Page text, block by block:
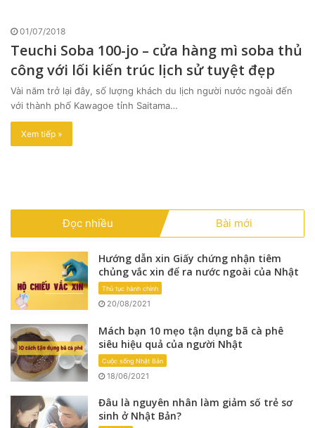
01/07/2018
Teuchi Soba 100-jo – cửa hàng mì soba thủ
công với lối kiến trúc lịch sử tuyệt đẹp
Vài năm trở lại đây, số lượng khách du lịch người nước ngoài đến
với thành phố Kawagoe tỉnh Saitama…
Xem tiếp »
Đọc nhiều Bài mới
Hướng dẫn xin Giấy chứng nhận tiêm
chủng vắc xin để ra nước ngoài của Nhật
Thủ tục hành chính
20/08/2021
Mách bạn 10 mẹo tận dụng bã cà phê
siêu hiệu quả của người Nhật
Cuộc sống Nhật Bản
18/06/2021
Đâu là nguyên nhân làm giảm số trẻ sơ
sinh ở Nhật Bản?